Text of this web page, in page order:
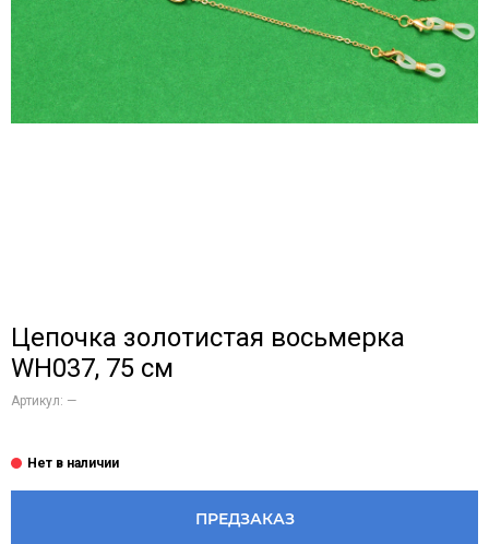
Цепочка золотистая восьмерка
WH037, 75 см
Артикул: —
ПРЕДЗАКАЗ